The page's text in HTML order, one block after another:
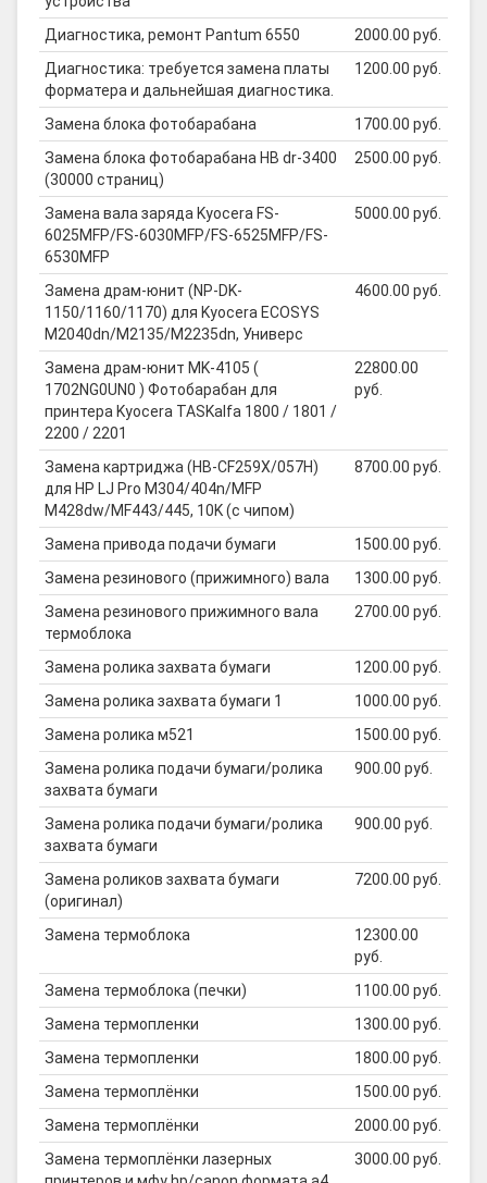
Диагностика, ремонт Pantum 6550
2000.00 руб.
Диагностика: требуется замена платы
форматера и дальнейшая диагностика.
1200.00 руб.
Замена блока фотобарабана
1700.00 руб.
Замена блока фотобарабана HB dr-3400
(30000 страниц)
2500.00 руб.
Замена вала заряда Kyocera FS-
6025MFP/FS-6030MFP/FS-6525MFP/FS-
6530MFP
5000.00 руб.
Замена драм-юнит (NP-DK-
1150/1160/1170) для Kyocera ECOSYS
M2040dn/M2135/M2235dn, Универс
4600.00 руб.
Замена драм-юнит MK-4105 (
1702NG0UN0 ) Фотобарабан для
принтера Kyocera TASKalfa 1800 / 1801 /
2200 / 2201
22800.00
руб.
Замена картриджа (HB-CF259X/057H)
для HP LJ Pro M304/404n/MFP
M428dw/MF443/445, 10K (с чипом)
8700.00 руб.
Замена привода подачи бумаги
1500.00 руб.
Замена резинового (прижимного) вала
1300.00 руб.
Замена резинового прижимного вала
термоблока
2700.00 руб.
Замена ролика захвата бумаги
1200.00 руб.
Замена ролика захвата бумаги 1
1000.00 руб.
Замена ролика м521
1500.00 руб.
Замена ролика подачи бумаги/ролика
захвата бумаги
900.00 руб.
Замена ролика подачи бумаги/ролика
захвата бумаги
900.00 руб.
Замена роликов захвата бумаги
(оригинал)
7200.00 руб.
Замена термоблока
12300.00
руб.
Замена термоблока (печки)
1100.00 руб.
Замена термопленки
1300.00 руб.
Замена термопленки
1800.00 руб.
Замена термоплёнки
1500.00 руб.
Замена термоплёнки
2000.00 руб.
Замена термоплёнки лазерных
3000.00 руб.